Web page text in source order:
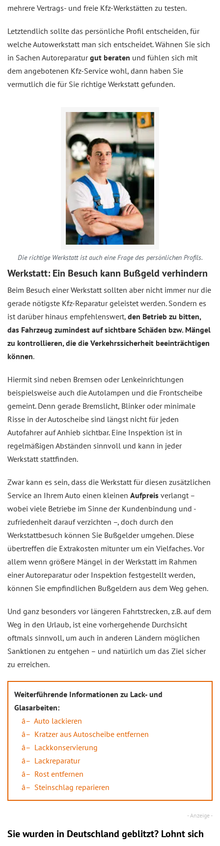
mehrere Vertrags- und freie Kfz-Werkstätten zu testen.
Letztendlich sollte das persönliche Profil entscheiden, für
welche Autowerkstatt man sich entscheidet. Wähnen Sie sich
in Sachen Autoreparaturgut beraten und fühlen sich mit
dem angebotenen Kfz-Service wohl, dann haben Sie
vermutlich die für Sie richtige Werkstatt gefunden.
Die richtige Werkstatt ist auch eine Frage des persönlichen Profils.
Werkstatt: Ein Besuch kann Bußgeld verhindern
Beim Besuch einer Werkstatt sollten aber nicht immer nur die
gerade nötigste Kfz-Reparatur geleistet werden. Sondern es
ist darüber hinaus empfehlenswert, den Betrieb zu bitten,
das Fahrzeug zumindest auf sichtbare Schäden bzw. Mängel
zu kontrollieren, die die Verkehrssicherheit beeinträchtigen
können.
Hiermit sind neben Bremsen oder Lenkeinrichtungen
beispielsweise auch die Autolampen und die Frontscheibe
gemeint. Denn gerade Bremslicht, Blinker oder minimale
Risse in der Autoscheibe sind längst nicht für jeden
Autofahrer auf Anhieb sichtbar. Eine Inspektion ist in
regelmäßigen Abständen sinnvoll und kann in jeder
Werkstatt stattfinden.
Zwar kann es sein, dass die Werkstatt für diesen zusätzlichen
Service an Ihrem Auto einen kleinen Aufpreis verlangt –
wobei viele Betriebe im Sinne der Kundenbindung und -
zufriedenheit darauf verzichten –, doch durch den
Werkstattbesuch können Sie Bußgelder umgehen. Diese
übertreffen die Extrakosten mitunter um ein Vielfaches. Vor
allem wenn größere Mängel in der Werkstatt im Rahmen
einer Autoreparatur oder Inspektion festgestellt werden,
können Sie empfindlichen Bußgeldern aus dem Weg gehen.
Und ganz besonders vor längeren Fahrtstrecken, z.B. auf dem
Weg in den Urlaub, ist eine vorhergehende Durchsicht
oftmals sinnvoll, um auch in anderen Ländern möglichen
Sanktionen zu entgehen – und natürlich um das Ziel sicher
zu erreichen.
Weiterführende Informationen zu Lack- und
Glasarbeiten:
Auto lackieren
Kratzer aus Autoscheibe entfernen
Lackkonservierung
Lackreparatur
Rost entfernen
Steinschlag reparieren
Sie wurden in Deutschland geblitzt? Lohnt sich